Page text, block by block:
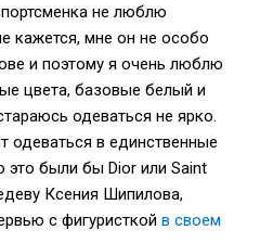
не люблю
кажется, мне он не особо
и поэтому я очень люблю
цвета, базовые белый и
одеваться не ярко.
одеваться в единственные
были бы Dior или Saint
Ксения Шипилова,
с фигуристкой в своем